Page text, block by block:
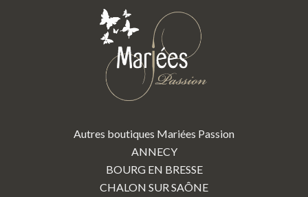
Autres boutiques Mariées Passion
ANNECY
BOURG EN BRESSE
CHALON SUR SAÔNE